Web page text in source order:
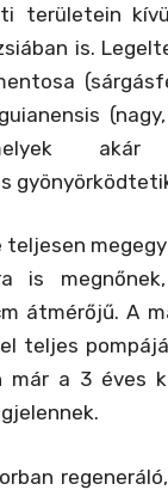
területein
is.
akár
is
átmérőjű. A
teljes
már a 3 éves